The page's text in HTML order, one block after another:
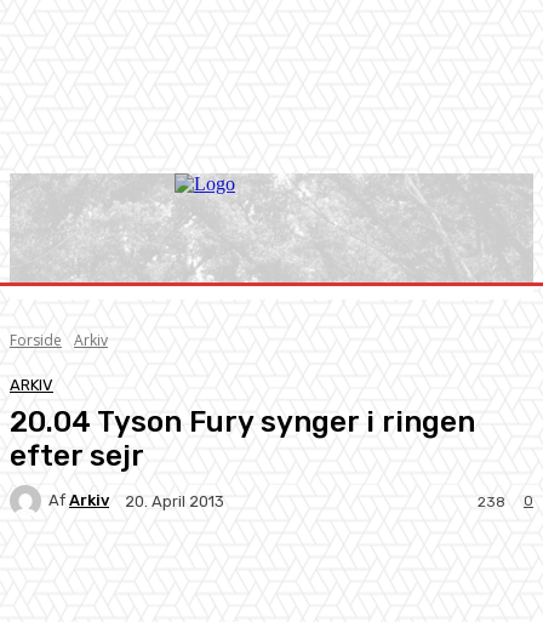
Forside Arkiv
ARKIV
20.04 Tyson Fury synger i ringen
efter sejr
Af Arkiv 20. April 2013 0
238